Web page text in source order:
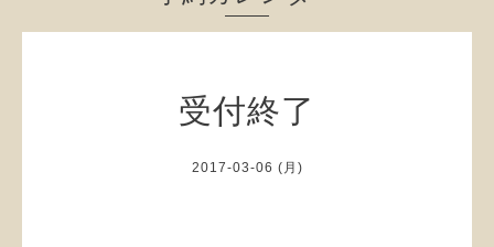
受付終了
2017-03-06 (月)